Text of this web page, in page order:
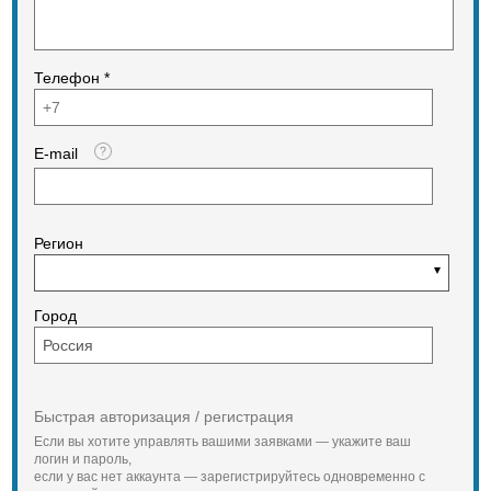
встроенный терморегулятор
наружный бак;
съемный фланец;
размера.
накопительного водонагревателя
Технические характеристики
Объём ёмкости для воды 15 литров
Тип водонагревателя
Способ нагрева электрический
Телефон *
E-mail
Регион
Город
Быстрая авторизация / регистрация
Если вы хотите управлять вашими заявками — укажите ваш
логин и пароль,
если у вас нет аккаунта — зарегистрируйтесь одновременно с